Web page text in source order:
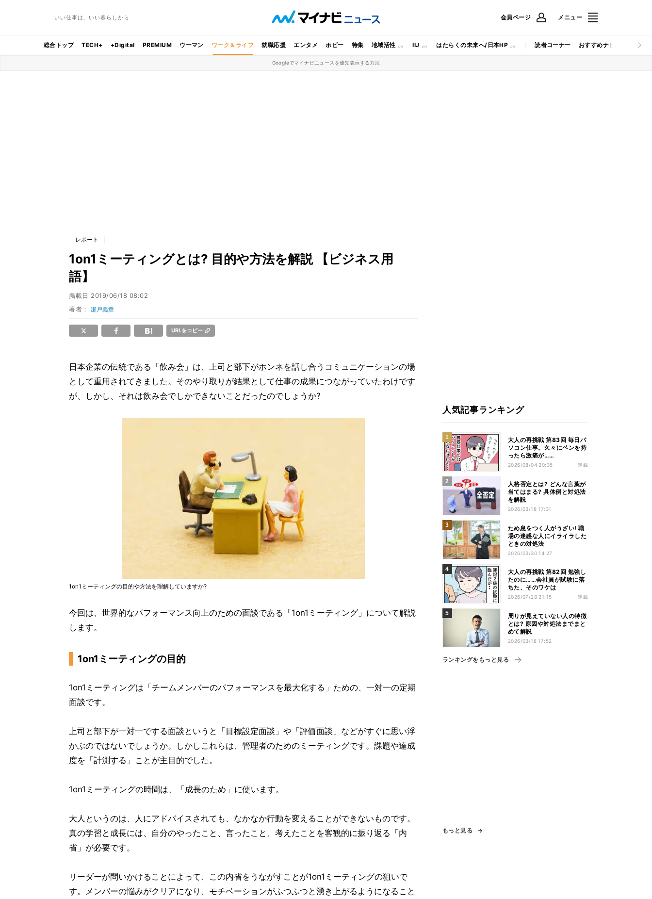
いい仕事は、いい暮らしから 会員ページ メニュー
総合トップ TECH+ +Digital PREMIUM ウーマン ワーク＆ライフ 就職応援 エンタメ ホビー 特集 地域活性 IIJ はたらくの未来へ/日本HP 読者コーナー おすすめナビ マイナビ
Googleでマイナビニュースを優先表示する方法
レポート
1on1ミーティングとは? 目的や方法を解説 【ビジネス用
語】
掲載日 2019/06/18 08:02
著者：瀬戸義章
URLをコピー
日本企業の伝統である「飲み会」は、上司と部下がホンネを話し合うコミュニケーションの場
として重用されてきました。そのやり取りが結果として仕事の成果につながっていたわけです
が、しかし、それは飲み会でしかできないことだったのでしょうか?
1on1ミーティングの目的や方法を理解していますか?
今回は、世界的なパフォーマンス向上のための面談である「1on1ミーティング」について解説
します。
1on1ミーティングの目的
1on1ミーティングは「チームメンバーのパフォーマンスを最大化する」ための、一対一の定期
面談です。
上司と部下が一対一でする面談というと「目標設定面談」や「評価面談」などがすぐに思い浮
かぶのではないでしょうか。しかしこれらは、管理者のためのミーティングです。課題や達成
度を「計測する」ことが主目的でした。
1on1ミーティングの時間は、「成長のため」に使います。
大人というのは、人にアドバイスされても、なかなか行動を変えることができないものです。
真の学習と成長には、自分のやったこと、言ったこと、考えたことを客観的に振り返る「内
省」が必要です。
リーダーが問いかけることによって、この内省をうながすことが1on1ミーティングの狙いで
す。メンバーの悩みがクリアになり、モチベーションがふつふつと湧き上がるようになること
人気記事ランキング
大人の再挑戦 第83回 毎日パ
ソコン仕事。久々にペンを持
ったら激痛が……
2026/08/04 20:35 連載
人格否定とは? どんな言葉が
当てはまる? 具体例と対処法
を解説
2026/03/18 17:31
ため息をつく人がうざい! 職
場の迷惑な人にイライラした
ときの対処法
2026/03/30 14:27
大人の再挑戦 第82回 勉強し
たのに……会社員が試験に落
ちた、そのワケは
2026/07/28 21:15 連載
周りが見えていない人の特徴
とは? 原因や対処法までまと
めて解説
2026/03/18 17:52
ランキングをもっと見る
もっと見る